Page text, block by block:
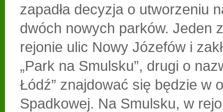
zapadła decyzja o utworzeniu
dwóch nowych parków. Jeden
rejonie ulic Nowy Józefów i
„Park na Smulsku”, drugi o
Łódź” znajdować się będzie w
Spadkowej. Na Smulsku, w